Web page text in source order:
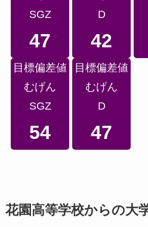
SGZ
47
D
42
目標偏差値
むげん
SGZ
54
目標偏差値
むげん
D
47
花園高等学校からの大